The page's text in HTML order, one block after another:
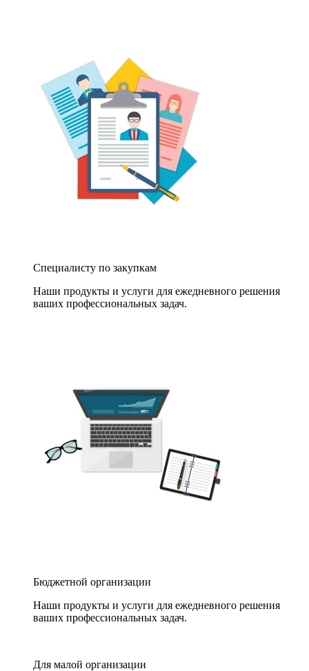
Специалисту по закупкам
Наши продукты и услуги для ежедневного решения
ваших профессиональных задач.
Бюджетной организации
Наши продукты и услуги для ежедневного решения
ваших профессиональных задач.
Для малой организации